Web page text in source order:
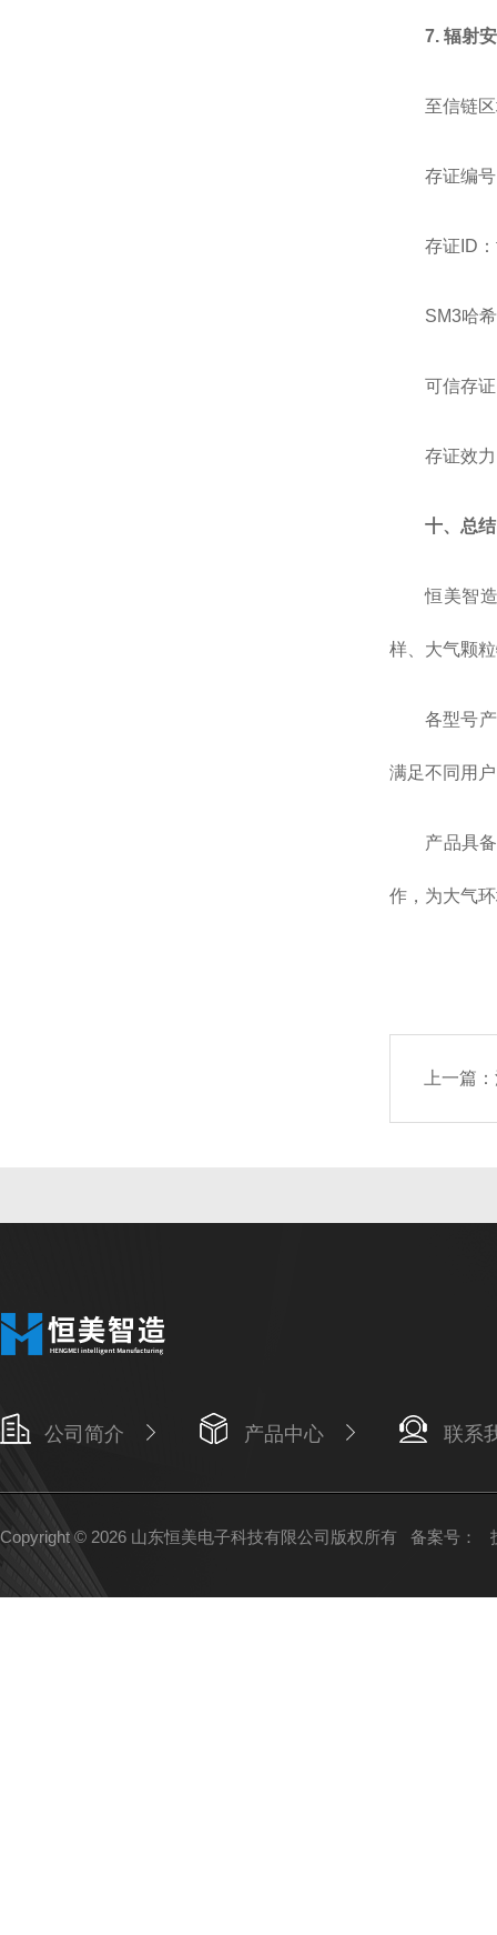
7.辐射
至信链
存证编
存证ID
SM3哈
可信存
存证效
十、总结
恒美智
样、大气颗
各型号
满足不同用
产品具
作，为大气
上一篇：
公司简介 产品中心 联系
Copyright © 2026 山东恒美电子科技有限公司版权所有 备案号：